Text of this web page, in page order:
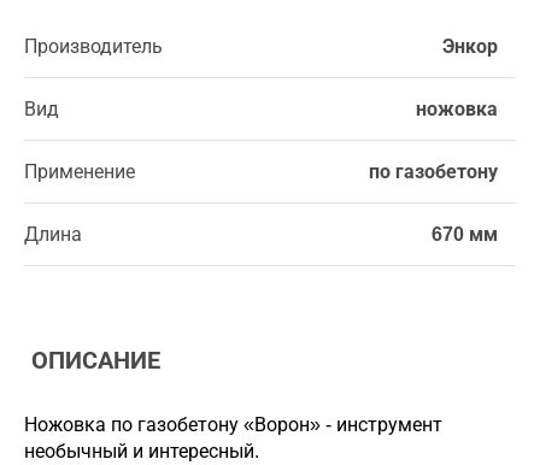
Производитель Энкор
Вид ножовка
Применение по газобетону
Длина 670 мм
ОПИСАНИЕ
Ножовка по газобетону «Ворон» - инструмент
необычный и интересный.